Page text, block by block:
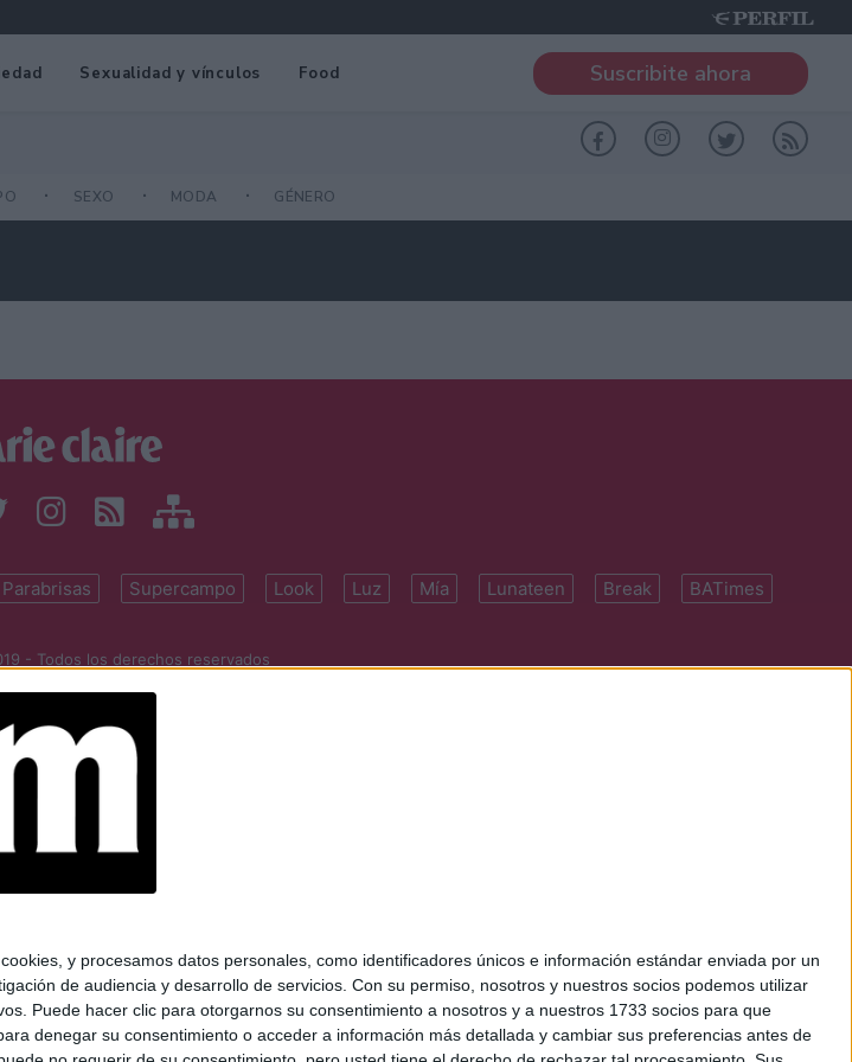
y procesamos datos personales, como identificadores únicos e información estándar enviada por un
de audiencia y desarrollo de servicios. Con su permiso, nosotros y nuestros socios podemos utilizar
Puede hacer clic para otorgarnos su consentimiento a nosotros y a nuestros 1733 socios para que
denegar su consentimiento o acceder a información más detallada y cambiar sus preferencias antes de
Sexualidad y vínculos Food Suscribite ahora
SEXO MODA GÉNERO
Parabrisas Supercampo Look Luz Mía Lunateen Break BATimes
- Todos los derechos reservados
| Propietario: Diario Perfil S.A.